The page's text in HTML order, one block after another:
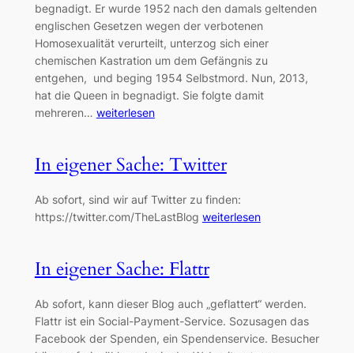
begnadigt. Er wurde 1952 nach den damals geltenden
englischen Gesetzen wegen der verbotenen
Homosexualität verurteilt, unterzog sich einer
chemischen Kastration um dem Gefängnis zu
entgehen, und beging 1954 Selbstmord. Nun, 2013,
hat die Queen in begnadigt. Sie folgte damit
mehreren… weiterlesen
In eigener Sache: Twitter
Ab sofort, sind wir auf Twitter zu finden:
https://twitter.com/TheLastBlog weiterlesen
In eigener Sache: Flattr
Ab sofort, kann dieser Blog auch „geflattert“ werden.
Flattr ist ein Social-Payment-Service. Sozusagen das
Facebook der Spenden, ein Spendenservice. Besucher